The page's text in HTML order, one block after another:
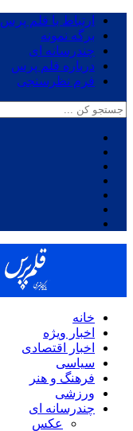
ارتباط با قلم پرس
برگه نمونه
چندرسانه ای
درباره قلم پرس
فرم نظرسنجی
خانه
اخبار ویژه
اخبار اقتصادی
سیاسی
فرهنگ و هنر
ورزشی
چندرسانه ای
عکس